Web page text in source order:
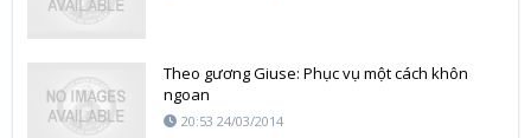
Theo gương Giuse: Phục vụ một cách khôn
ngoan
20:53 24/03/2014